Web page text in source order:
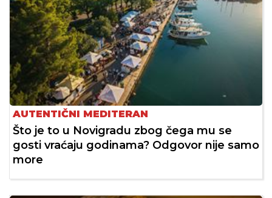
AUTENTIČNI MEDITERAN
Što je to u Novigradu zbog čega mu se
gosti vraćaju godinama? Odgovor nije samo
more